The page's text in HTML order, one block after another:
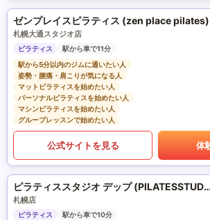
ゼンプレイスピラティス (zen place pilates)
札幌大通スタジオ店
ピラティス
駅から車で11分
駅から5分以内のジムに通いたい人
姿勢・腰痛・肩こりが気になる人
マットピラティスを始めたい人
パーソナルピラティスを始めたい人
マシンピラティスを始めたい人
グループレッスンで始めたい人
公式サイトを見る 体
ピラティススタジオ デップ
札幌店
ピラティス
駅から車で10分